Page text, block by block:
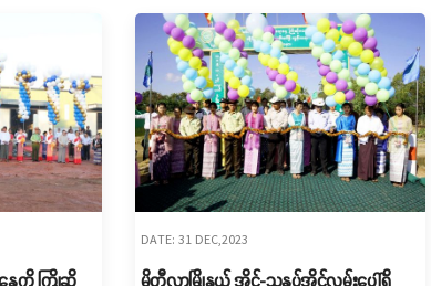
နေ့ကို ကြိုဆို
DATE: 31 DEC,2023
မိတ္ထီလာမြို့နယ် အိုင့်-သနပ်အိုင့်လမ်းပေါ်ရှိ